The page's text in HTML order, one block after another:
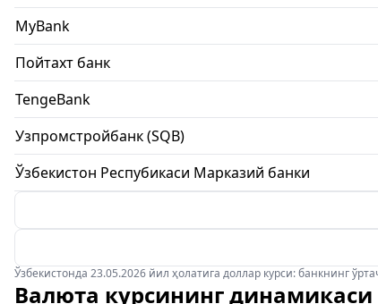
MyBank
Пойтахт банк
TengeBank
Узпромстройбанк (SQB)
Ўзбекистон Респубикаси Марказий банки
Ўзбекистонда 23.05.2026 йил ҳолатига доллар курси: банкнинг
Валюта курсининг динамикаси